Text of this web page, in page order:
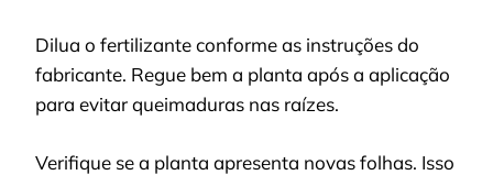
Dilua o fertilizante conforme as instruções do
fabricante. Regue bem a planta após a aplicação
para evitar queimaduras nas raízes.
Verifique se a planta apresenta novas folhas. Isso